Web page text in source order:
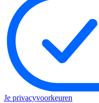
Je privacyvoorkeuren